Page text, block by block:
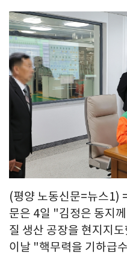
(평양 노동신문=뉴스1)
문은 4일 "김정은 동지
질 생산 공장을 현지지
이날 "핵무력을 기하급